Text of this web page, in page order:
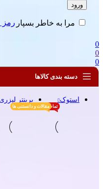
ورود
رمز مرا به خاطر بسپار
0
0
0
دسته بندی کالاها
استوک پرینتر لیزری
تمام محصولات
مقالات و دانستنی ها